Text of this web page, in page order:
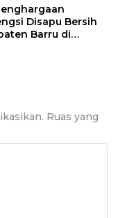
Disapu Bersih
Barru di
Ruas yang